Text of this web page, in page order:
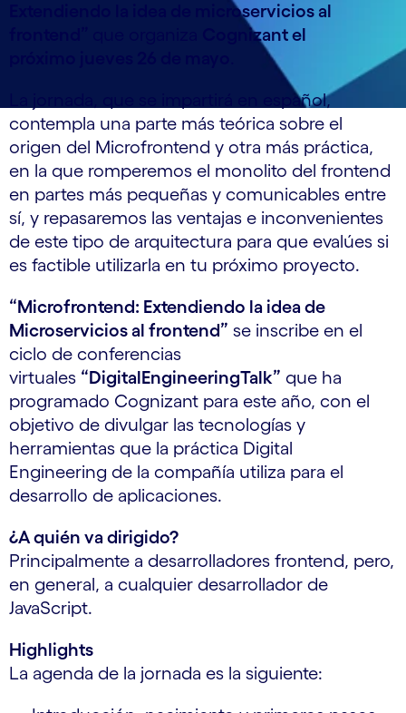
Extendiendo la idea de microservicios al
Cognizant el
La jornada, que se impartirá en español,
contempla una parte más teórica sobre el
origen del Microfrontend y otra más práctica,
en la que romperemos el monolito del frontend
en partes más pequeñas y comunicables entre
sí, y repasaremos las ventajas e inconvenientes
de este tipo de arquitectura para que evalúes si
es factible utilizarla en tu próximo proyecto.
“Microfrontend: Extendiendo la idea de
Microservicios al frontend” se inscribe en el
ciclo de conferencias
virtuales “DigitalEngineeringTalk” que ha
programado Cognizant para este año, con el
objetivo de divulgar las tecnologías y
herramientas que la práctica Digital
Engineering de la compañía utiliza para el
desarrollo de aplicaciones.
¿A quién va dirigido?
Principalmente a desarrolladores frontend, pero,
en general, a cualquier desarrollador de
JavaScript.
Highlights
La agenda de la jornada es la siguiente: